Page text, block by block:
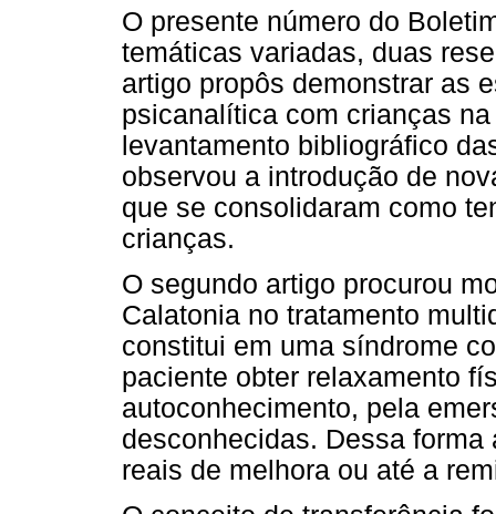
O presente número do
temáticas variadas, duas
artigo propôs demonstrar as
psicanalítica com crianças
levantamento bibliográfico
observou a introdução de
que se consolidaram como
crianças.
O segundo artigo procurou
Calatonia no tratamento
constitui em uma síndrome
paciente obter relaxamento
autoconhecimento, pela
desconhecidas. Dessa
reais de melhora ou até a